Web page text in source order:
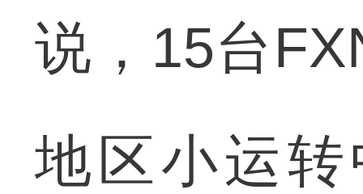
说，15台
地区小运